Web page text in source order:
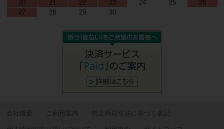
20
21 22 23 24 25
26
27
28 29 30
会社概要 ご利用案内 特定商取引法に基づく表記